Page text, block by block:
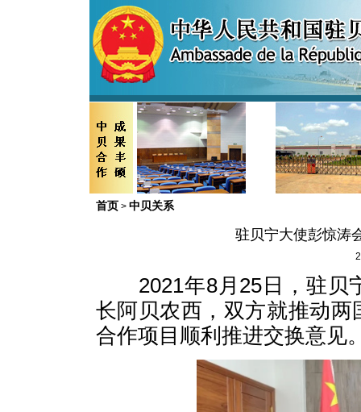
首页 > 中贝关系
驻贝宁大使彭惊涛
2021年8月25日，驻贝
长阿贝农西，双方就推动
合作项目顺利推进交换意见